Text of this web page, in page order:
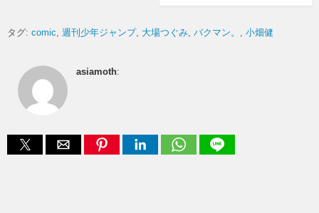
タグ: comic 週刊少年ジャンプ 大場つぐみ バクマン。 小畑健
asiamoth: